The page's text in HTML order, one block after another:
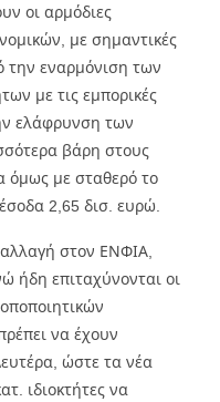
οι αρμόδιες
με σημαντικές
εναρμόνιση των
με τις εμπορικές
ελάφρυνση των
βάρη στους
όμως με σταθερό το
2,65 δισ. ευρώ.
αλλαγή στον ΕΝΦΙΑ,
ήδη επιταχύνονται οι
να έχουν
ώστε τα νέα
ιδιοκτήτες να